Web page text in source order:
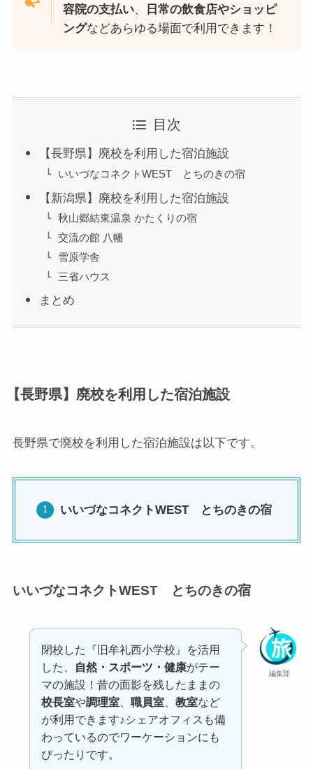
容院の支払い、
日常の飲食店やショッピ
ングなどあらゆる場面で利用できます！
目次
【長野県】廃校を利用した宿泊施設
いいづなコネクトWEST とちのきの宿
【新潟県】廃校を利用した宿泊施設
秋山郷結東温泉 かたくりの宿
交流の館 八幡
雪原学舎
三省ハウス
まとめ
【長野県】廃校を利用した宿泊施設
長野県で廃校を利用した宿泊施設は以下です。
いいづなコネクトWEST とちのきの宿
いいづなコネクトWEST とちのきの宿
編集部
閉校した『旧牟礼西小学校』を活用
した、
自然・スポーツ・健康がテー
マの施設！昔の面影を残したままの
校長室や調理室 、職員室 、教室など
が利用できます♪シェアオフィスも備
わっているのでワーケーションにも
ぴったりです。